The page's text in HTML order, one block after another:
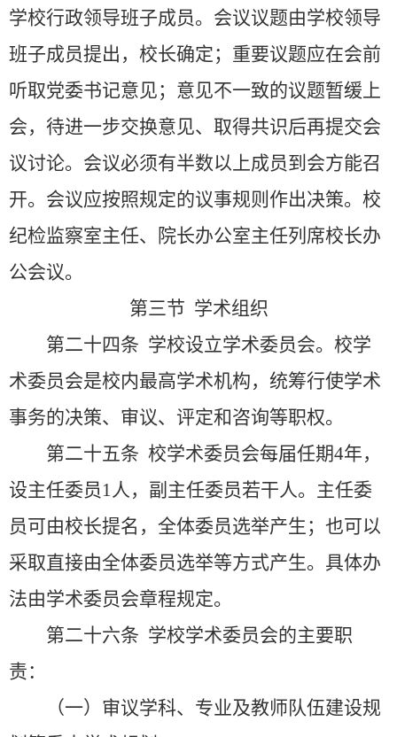
学校行政领导班子成员。会议议题由学校领导
班子成员提出，校长确定；重要议题应在会前
听取党委书记意见；意见不一致的议题暂缓上
会，待进一步交换意见、取得共识后再提交会
议讨论。会议必须有半数以上成员到会方能召
开。会议应按照规定的议事规则作出决策。校
纪检监察室主任、院长办公室主任列席校长办
公会议。
第三节 学术组织
第二十四条 学校设立学术委员会。校学
术委员会是校内最高学术机构，统筹行使学术
事务的决策、审议、评定和咨询等职权。
第二十五条 校学术委员会每届任期4年，
设主任委员 1人，副主任委员若干人。主任委
员可由校长提名，全体委员选举产生；也可以
采取直接由全体委员选举等方式产生。具体办
法由学术委员会章程规定。
第二十六条 学校学术委员会的主要职
责：
（一）审议学科、专业及教师队伍建设规